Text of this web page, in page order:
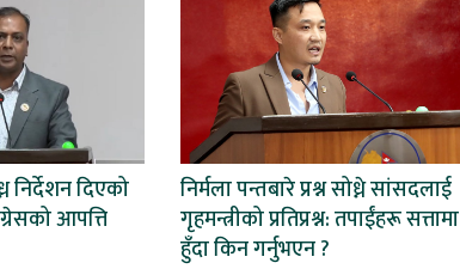
निर्देशन दिएको
आपत्ति
निर्मला पन्तबारे प्रश्न सोध्ने सांसदलाई
गृहमन्त्रीको प्रतिप्रश्न: तपाईंहरू सत्तामा
हुँदा किन गर्नुभएन ?